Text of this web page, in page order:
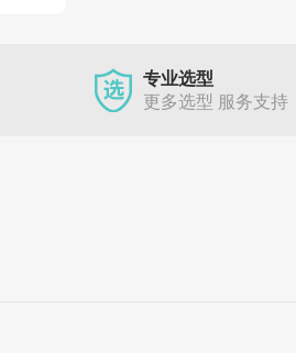
专业选型
更多选型 服务支持